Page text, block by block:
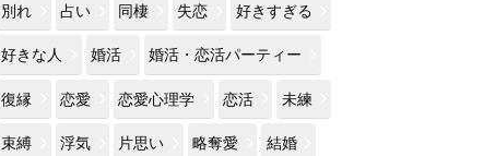
別れ 占い 同棲 失恋 好きすぎる
好きな人 婚活 婚活・恋活パーティー
復縁 恋愛 恋愛心理学 恋活 未練
束縛 浮気 片思い 略奪愛 結婚